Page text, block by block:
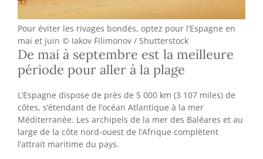
Pour éviter les rivages bondés, optez pour l’Espagne en
mai et juin © Iakov Filimonov / Shutterstock
De mai à septembre est la meilleure
période pour aller à la plage
L’Espagne dispose de près de 5 000 km (3 107 miles) de
côtes, s’étendant de l’océan Atlantique à la mer
Méditerranée. Les archipels de la mer des Baléares et au
large de la côte nord-ouest de l’Afrique complètent
l’attrait maritime du pays.